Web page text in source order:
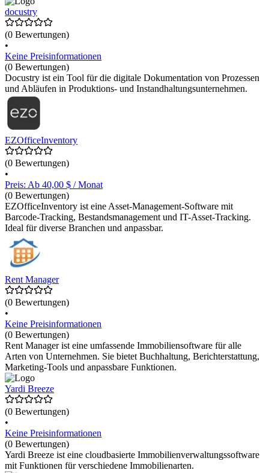
docustry
(0 Bewertungen)
•
Keine Preisinformationen
(0 Bewertungen)
Docustry ist ein Tool für die digitale Dokumentation von Prozessen
und Abläufen in Produktions- und Instandhaltungsunternehmen.
EZOfficeInventory
(0 Bewertungen)
•
Preis: Ab 40,00 $ / Monat
(0 Bewertungen)
EZOfficeInventory ist eine Asset-Management-Software mit
Barcode-Tracking, Bestandsmanagement und IT-Asset-Tracking.
Ideal für diverse Branchen und anpassbar.
Rent Manager
(0 Bewertungen)
•
Keine Preisinformationen
(0 Bewertungen)
Rent Manager ist eine umfassende Immobiliensoftware für alle
Arten von Unternehmen. Sie bietet Buchhaltung, Berichterstattung,
Marketing-Tools und anpassbare Funktionen.
Yardi Breeze
(0 Bewertungen)
•
Keine Preisinformationen
(0 Bewertungen)
Yardi Breeze ist eine cloudbasierte Immobilienverwaltungssoftware
mit Funktionen für verschiedene Immobilienarten.